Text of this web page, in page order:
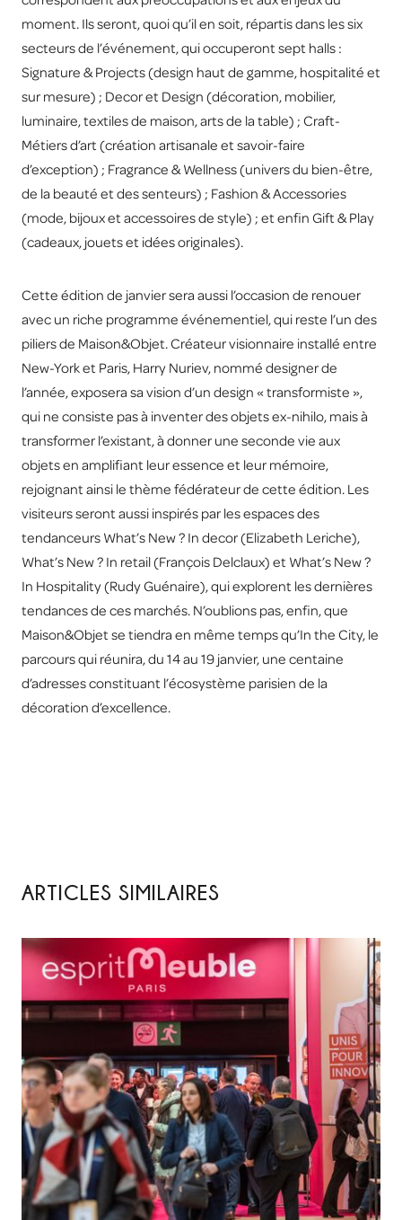
moment. Ils seront, quoi qu’il en soit, répartis dans les six
secteurs de l’événement, qui occuperont sept halls :
Signature & Projects (design haut de gamme, hospitalité et
sur mesure) ; Decor et Design (décoration, mobilier,
luminaire, textiles de maison, arts de la table) ; Craft-
Métiers d’art (création artisanale et savoir-faire
d’exception) ; Fragrance & Wellness (univers du bien-être,
de la beauté et des senteurs) ; Fashion & Accessories
(mode, bijoux et accessoires de style) ; et enfin Gift & Play
(cadeaux, jouets et idées originales).
Cette édition de janvier sera aussi l’occasion de renouer
avec un riche programme événementiel, qui reste l’un des
piliers de Maison&Objet. Créateur visionnaire installé entre
New-York et Paris, Harry Nuriev, nommé designer de
l’année, exposera sa vision d’un design « transformiste »,
qui ne consiste pas à inventer des objets ex-nihilo, mais à
transformer l’existant, à donner une seconde vie aux
objets en amplifiant leur essence et leur mémoire,
rejoignant ainsi le thème fédérateur de cette édition. Les
visiteurs seront aussi inspirés par les espaces des
tendanceurs What’s New ? In decor (Elizabeth Leriche),
What’s New ? In retail (François Delclaux) et What’s New ?
In Hospitality (Rudy Guénaire), qui explorent les dernières
tendances de ces marchés. N’oublions pas, enfin, que
Maison&Objet se tiendra en même temps qu’In the City, le
parcours qui réunira, du 14 au 19 janvier, une centaine
d’adresses constituant l’écosystème parisien de la
décoration d’excellence.
ARTICLES SIMILAIRES